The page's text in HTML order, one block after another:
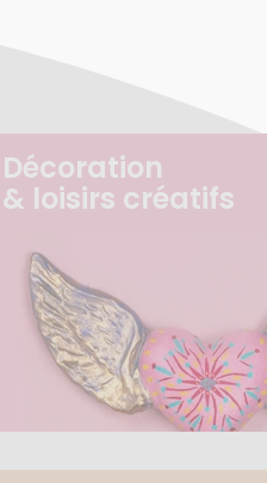
Décoration
& loisirs créatifs